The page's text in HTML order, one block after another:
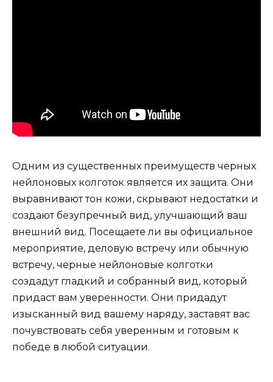
Одним из существенных преимуществ черных
нейлоновых колготок является их защита. Они
выравнивают тон кожи, скрывают недостатки и
создают безупречный вид, улучшающий ваш
внешний вид. Посещаете ли вы официальное
мероприятие, деловую встречу или обычную
встречу, черные нейлоновые колготки
создадут гладкий и собранный вид, который
придаст вам уверенности. Они придадут
изысканный вид вашему наряду, заставят вас
почувствовать себя уверенным и готовым к
победе в любой ситуации.